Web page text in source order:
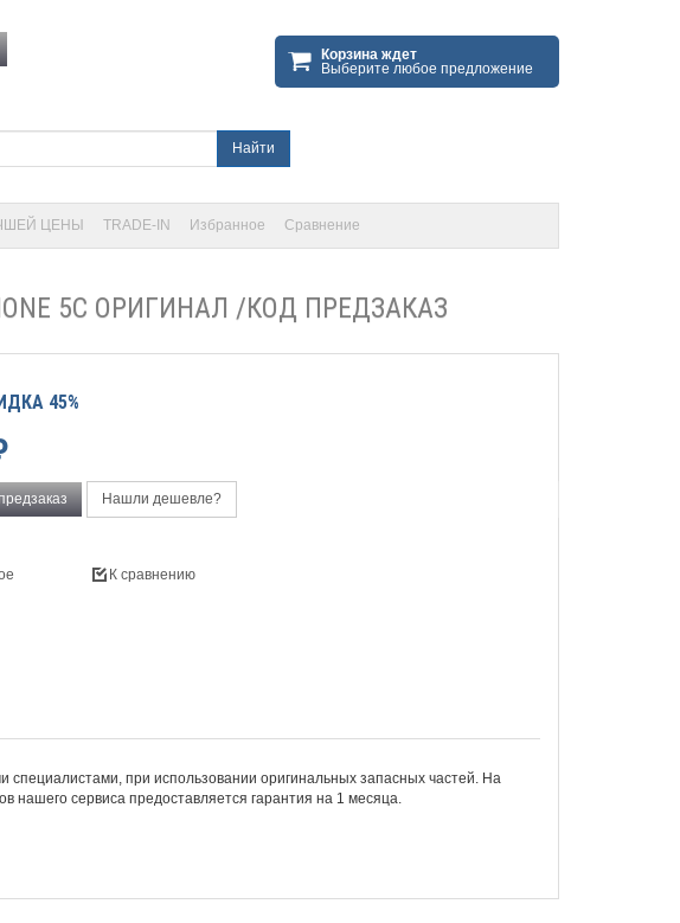
Корзина ждет
Выберите любое предложение
Найти
ЦЕНЫ TRADE-IN Избранное Сравнение
5С ОРИГИНАЛ /КОД ПРЕДЗАКАЗ
45%
Нашли дешевле?
К сравнению
при использовании оригинальных запасных частей. На
нашего сервиса предоставляется гарантия на 1 месяца.